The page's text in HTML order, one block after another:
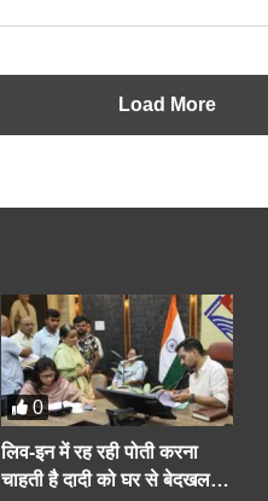
Load More
0
लिव-इन में रह रही पोती करना
चाहती है दादी को घर से बेदखल,